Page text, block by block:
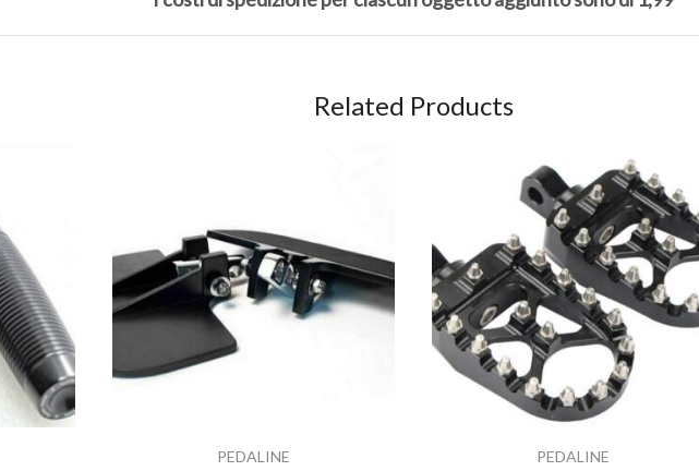
Related Products
PEDALINE PEDALINE